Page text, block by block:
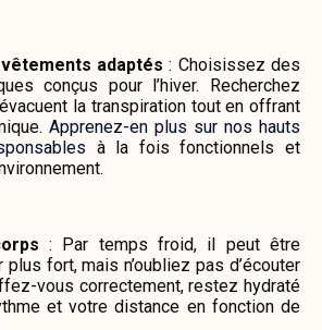
adaptés : Choisissez des
conçus pour l’hiver. Recherchez
la transpiration tout en offrant
Apprenez-en plus sur nos hauts
à la fois fonctionnels et
: Par temps froid, il peut être
fort, mais n’oubliez pas d’écouter
vous correctement, restez hydraté
et votre distance en fonction de